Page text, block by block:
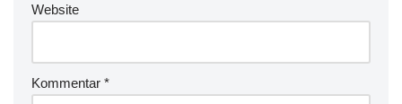
Website
Kommentar *